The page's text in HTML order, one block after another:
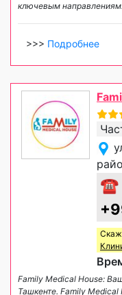
ключевым
>>> Подробнее
☎
Family Medical House:
Ташкенте. Family Medical